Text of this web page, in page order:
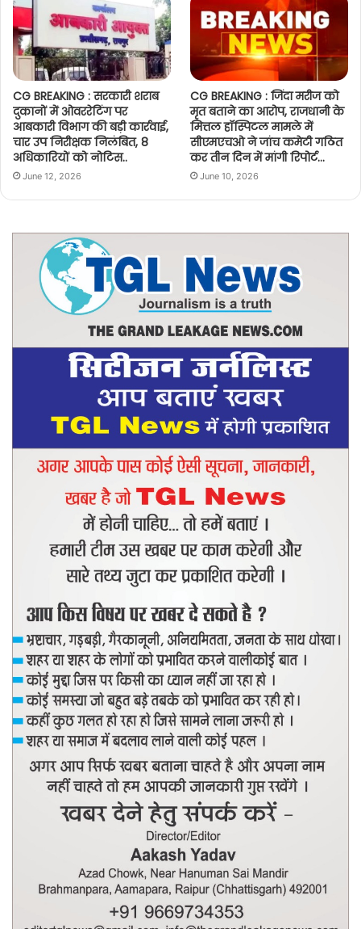
CG BREAKING : सरकारी शराब
दुकानों में ओवररेटिंग पर
आबकारी विभाग की बड़ी कार्रवाई,
चार उप निरीक्षक निलंबित, 8
अधिकारियों को नोटिस..
June 12, 2026
CG BREAKING : जिंदा मरीज को
मृत बताने का आरोप, राजधानी के
मित्तल हॉस्पिटल मामले में
सीएमएचओ ने जांच कमेटी गठित
कर तीन दिन में मांगी रिपोर्ट…
June 10, 2026